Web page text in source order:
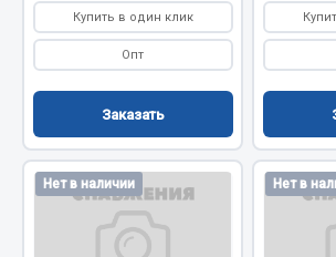
Двигатель
Электрооборудование
Показать ещё
Весь раздел
Купить в один клик
Опт
Заказать
Нет в наличии Нет в